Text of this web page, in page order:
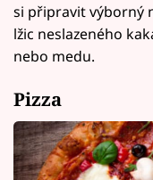
si připravit výborný
lžic neslazeného
nebo medu.
Pizza